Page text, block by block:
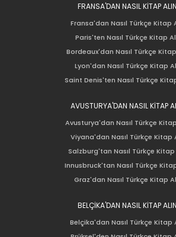
FRANSA'DAN NASIL KİTAP
Fransa'dan Nasıl Türkçe Kitap
Paris'ten Nasıl Türkçe Kitap
Bordeaux'dan Nasıl Türkçe Kitap
Lyon'dan Nasıl Türkçe Kitap
Saint Denis'ten Nasıl Türkçe Kitap
AVUSTURYA'DAN NASIL KİTAP
Avusturya'dan Nasıl Türkçe Kitap
Viyana'dan Nasıl Türkçe Kitap
Salzburg'tan Nasıl Türkçe Kitap
Innusbruck'tan Nasıl Türkçe Kitap
Graz'dan Nasıl Türkçe Kitap
BELÇİKA'DAN NASIL KİTAP
Belçika'dan Nasıl Türkçe Kitap